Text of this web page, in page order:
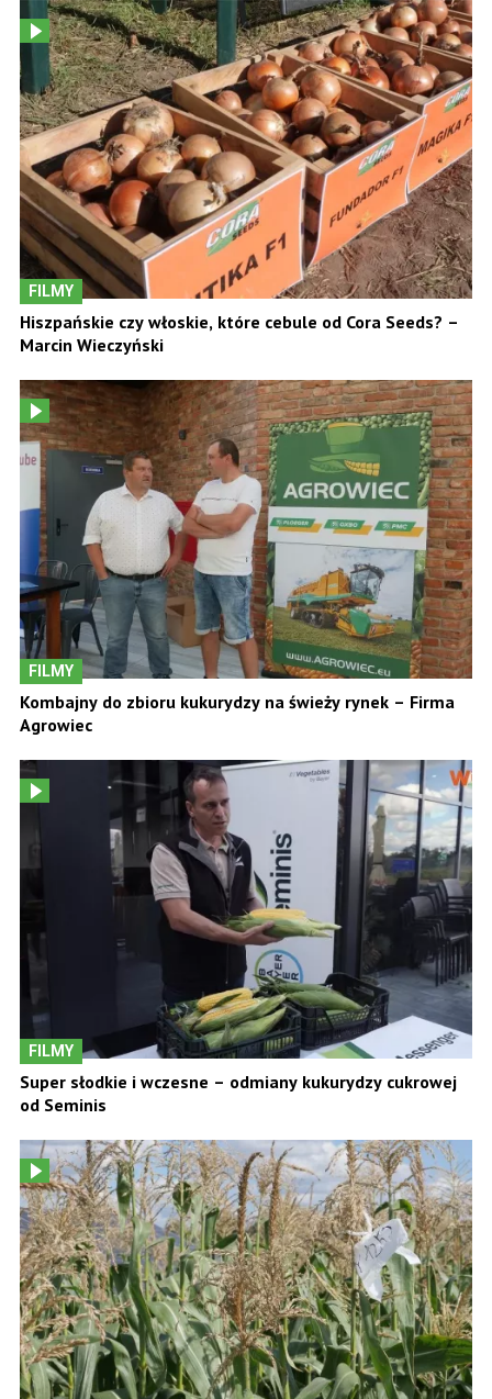
FILMY
Hiszpańskie czy włoskie, które cebule od Cora Seeds? –
Marcin Wieczyński
FILMY
Kombajny do zbioru kukurydzy na świeży rynek – Firma
Agrowiec
FILMY
Super słodkie i wczesne – odmiany kukurydzy cukrowej
od Seminis